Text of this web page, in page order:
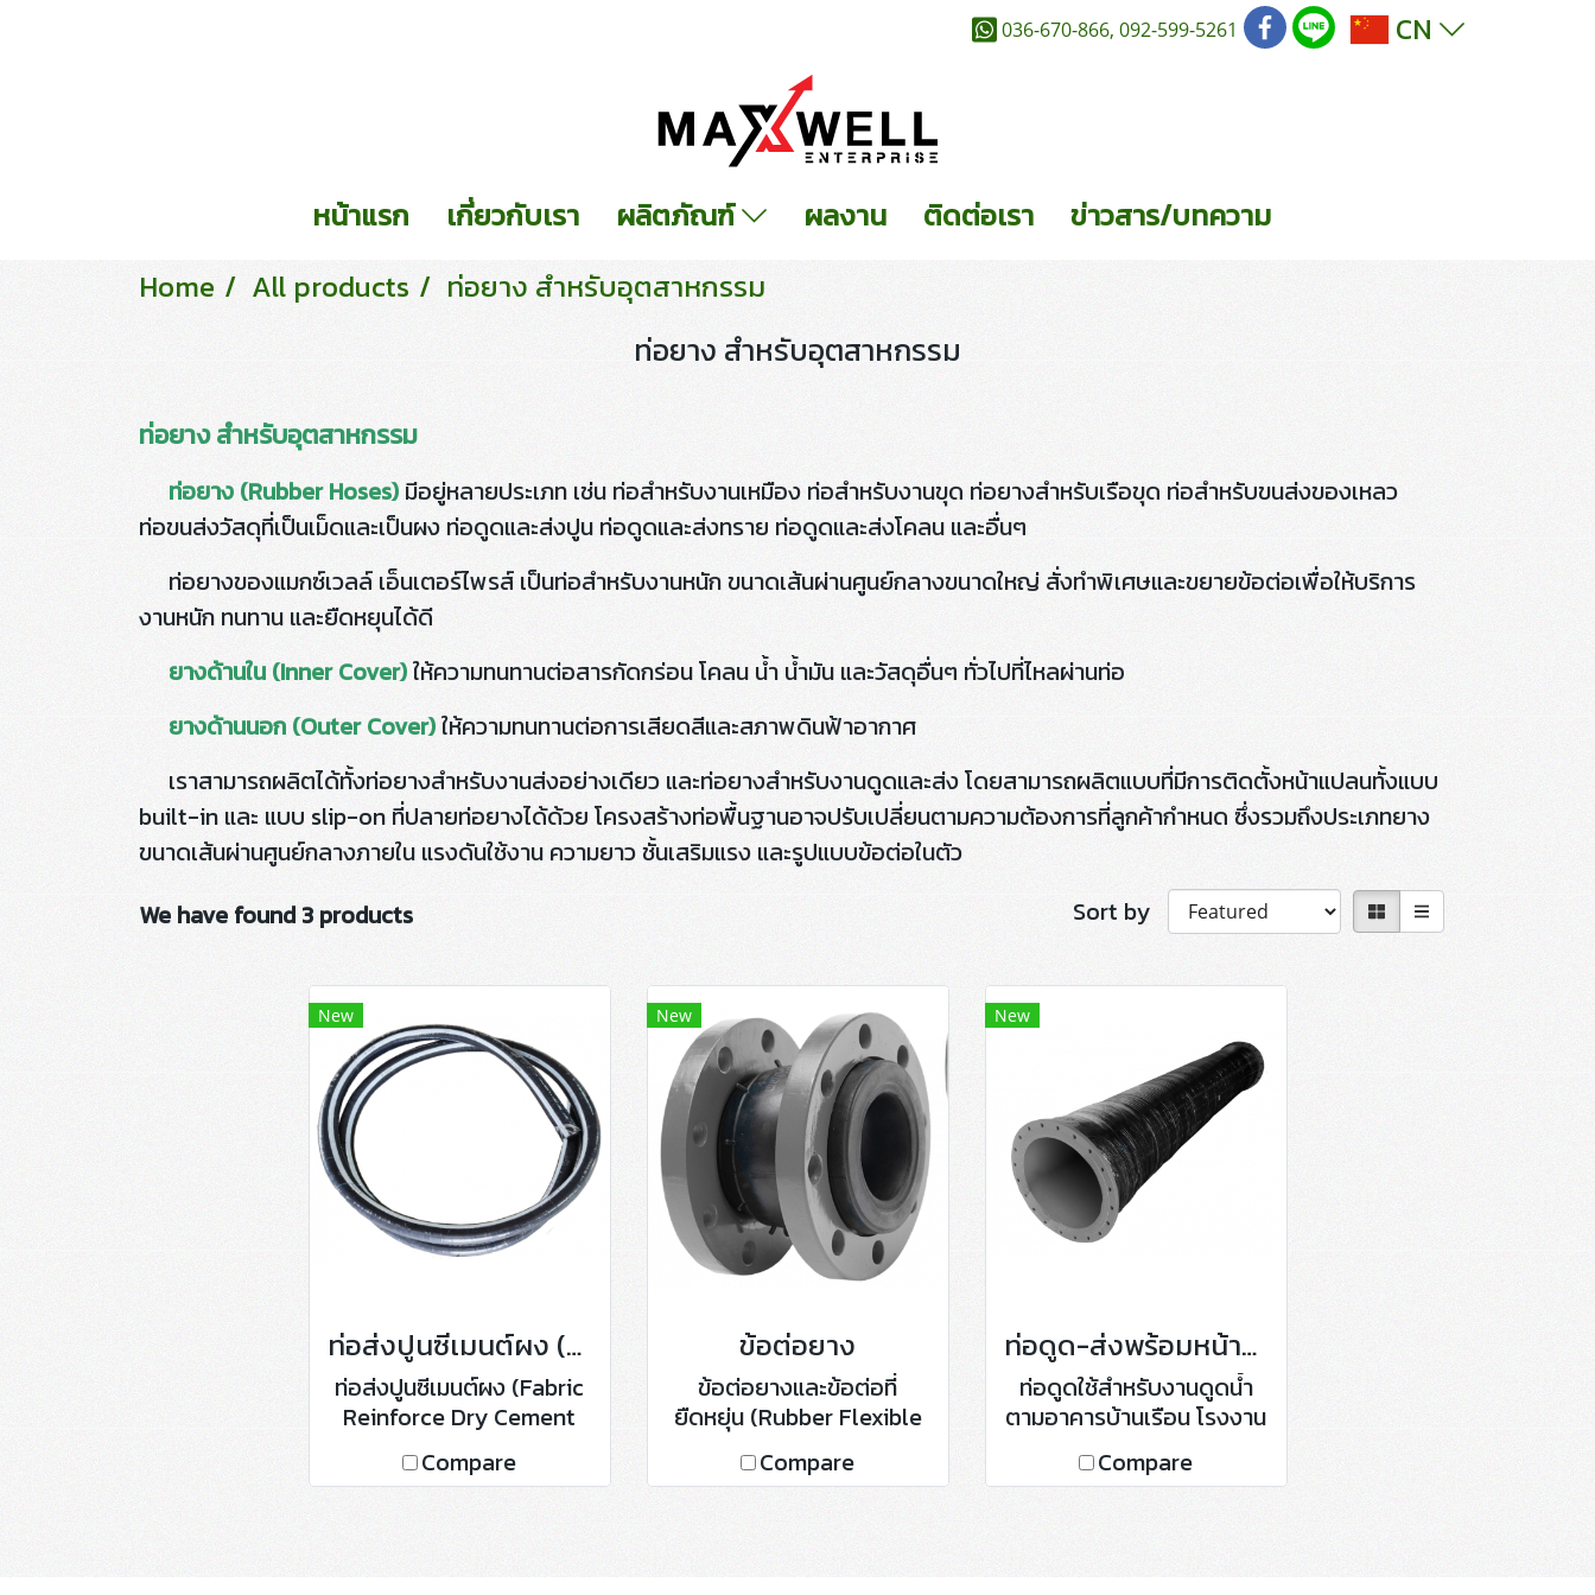
036-670-866, 092-599-5261 CN
หน้าแรก เกี่ยวกับเรา ผลิตภัณฑ์ ผลงาน ติดต่อเรา
ข่าวสาร/บทความ
Home
All products ท่อยาง สำหรับอุตสาหกรรม
ท่อยาง สำหรับอุตสาหกรรม
ท่อยาง สำหรับอุตสาหกรรม
ท่อยาง (Rubber Hoses) มีอยู่หลายประเภท เช่น ท่อสำหรับงานเหมือง ท่อสำหรับงานขุด ท่อยางสำหรับเรือขุด ท่อสำหรับขนส่งของเหลว
ท่อขนส่งวัสดุที่เป็นเม็ดและเป็นผง ท่อดูดและส่งปูน ท่อดูดและส่งทราย ท่อดูดและส่งโคลน และอื่นๆ
ท่อยางของแมกซ์เวลล์ เอ็นเตอร์ไพรส์ เป็นท่อสำหรับงานหนัก ขนาดเส้นผ่านศูนย์กลางขนาดใหญ่ สั่งทำพิเศษและขยายข้อต่อเพื่อให้บริการ
งานหนัก ทนทาน และยืดหยุนได้ดี
ยางด้านใน (Inner Cover)ให้ความทนทานต่อสารกัดกร่อน โคลน น้ำ น้ำมัน และวัสดุอื่นๆ ทั่วไปที่ไหลผ่านท่อ
ยางด้านนอก (Outer Cover)ให้ความทนทานต่อการเสียดสีและสภาพดินฟ้าอากาศ
เราสามารถผลิตได้ทั้งท่อยางสำหรับงานส่งอย่างเดียว และท่อยางสำหรับงานดูดและส่ง โดยสามารถผลิตแบบที่มีการติดตั้งหน้าแปลนทั้งแบบ
built-in และ แบบ slip-on ที่ปลายท่อยางได้ด้วย โครงสร้างท่อพื้นฐานอาจปรับเปลี่ยนตามความต้องการที่ลูกค้ากำหนด ซึ่งรวมถึงประเภทยาง
ขนาดเส้นผ่านศูนย์กลางภายใน แรงดันใช้งาน ความยาว ชั้นเสริมแรง และรูปแบบข้อต่อในตัว
We have found 3 products
Sort by
New
ท่อส่งปูนซีเมนต์ผง (Fabric Reinforce Dry Cement Delivery Hose)
ท่อส่งปูนซีเมนต์ผง (Fabric
Reinforce Dry Cement
Delivery Hose)
Compare
New
ข้อต่อยาง
ข้อต่อยางและข้อต่อที่
ยืดหยุ่น (Rubber Flexible
Joint)
Compare
New
ท่อดูด-ส่งพร้อมหน้าแปลน
ท่อดูดใช้สำหรับงานดูดน้ำ
ตามอาคารบ้านเรือน โรงงาน
อุตสาหกรรม
Compare